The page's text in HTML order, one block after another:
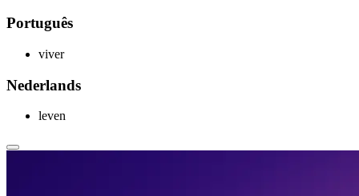
Português
viver
Nederlands
leven